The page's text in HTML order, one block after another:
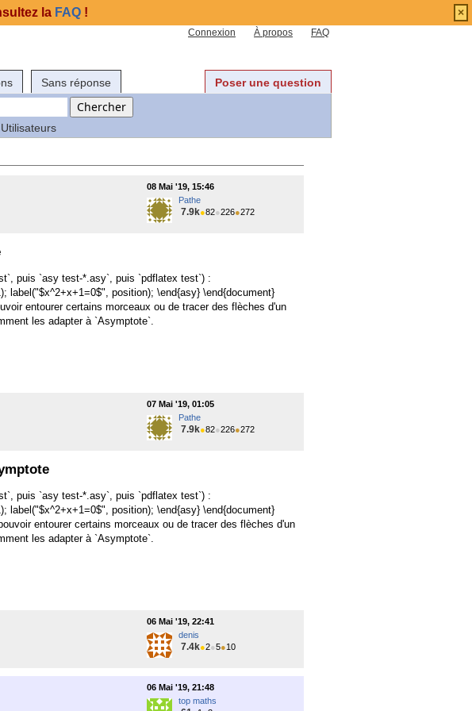
Connexion À propos FAQ
Sans réponse Poser une question
Utilisateurs
08 Mai '19, 15:46
Pathe
7.9k●82●226●272
puis `asy test-*.asy`, puis `pdflatex test`) :
label("$x^2+x+1=0$", position); \end{asy} \end{document}
entourer certains morceaux ou de tracer des flèches d'un
les adapter à `Asymptote`.
07 Mai '19, 01:05
Pathe
7.9k●82●226●272
puis `asy test-*.asy`, puis `pdflatex test`) :
label("$x^2+x+1=0$", position); \end{asy} \end{document}
entourer certains morceaux ou de tracer des flèches d'un
les adapter à `Asymptote`.
06 Mai '19, 22:41
denis
7.4k●2●5●10
06 Mai '19, 21:48
top maths
la FAQ ! ×